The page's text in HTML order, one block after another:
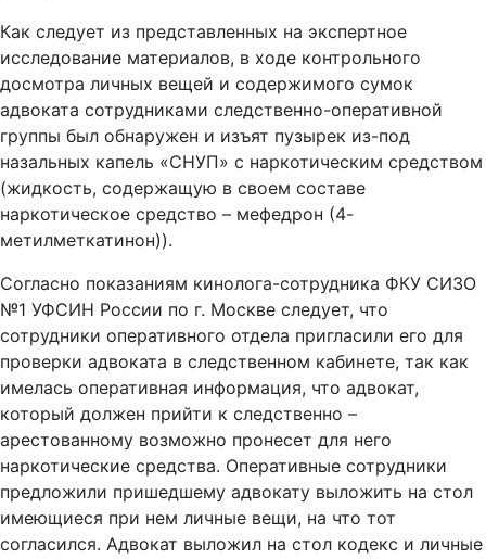
Как следует из представленных на экспертное
исследование материалов, в ходе контрольного
досмотра личных вещей и содержимого сумок
адвоката сотрудниками следственно-оперативной
группы был обнаружен и изъят пузырек из-под
назальных капель «СНУП» с наркотическим средством
(жидкость, содержащую в своем составе
наркотическое средство – мефедрон (4-
метилметкатинон)).
Согласно показаниям кинолога-сотрудника ФКУ СИЗО
№1 УФСИН России по г. Москве следует, что
сотрудники оперативного отдела пригласили его для
проверки адвоката в следственном кабинете, так как
имелась оперативная информация, что адвокат,
который должен прийти к следственно –
арестованному возможно пронесет для него
наркотические средства. Оперативные сотрудники
предложили пришедшему адвокату выложить на стол
имеющиеся при нем личные вещи, на что тот
согласился. Адвокат выложил на стол кодекс и личные